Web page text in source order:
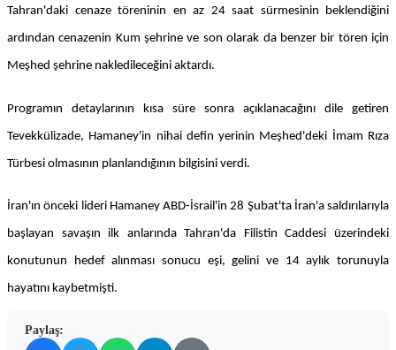
Tahran'daki cenaze töreninin en az 24 saat sürmesinin beklendiğini
ardından cenazenin Kum şehrine ve son olarak da benzer bir tören için
Meşhed şehrine nakledileceğini aktardı.
Programın detaylarının kısa süre sonra açıklanacağını dile getiren
Tevekkülizade, Hamaney'in nihai defin yerinin Meşhed'deki İmam Rıza
Türbesi olmasının planlandığının bilgisini verdi.
İran'ın önceki lideri Hamaney ABD-İsrail'in 28 Şubat'ta İran'a saldırılarıyla
başlayan savaşın ilk anlarında Tahran'da Filistin Caddesi üzerindeki
konutunun hedef alınması sonucu eşi, gelini ve 14 aylık torunuyla
hayatını kaybetmişti.
Paylaş: